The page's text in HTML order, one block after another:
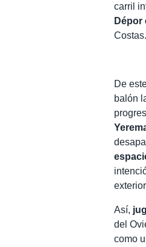
carril
Dépor
De
balón
Así,
del
como